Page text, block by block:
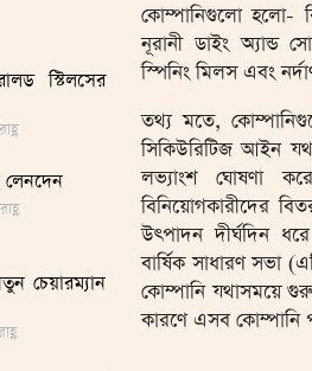
স্টিলসের
চেয়ারম্যান
কোম্পানিগুলো হলো-
নূরানী ডাইং অ্যান্ড
স্পিনিং মিলস এবং
তথ্য মতে,
সিকিউরিটিজ আইন
লভ্যাংশ ঘোষণা
বিনিয়োগকারীদের
উৎপাদন দীর্ঘদিন
বার্ষিক সাধারণ সভা
কোম্পানি যথাসময়ে
কারণে এসব কোম্পানি